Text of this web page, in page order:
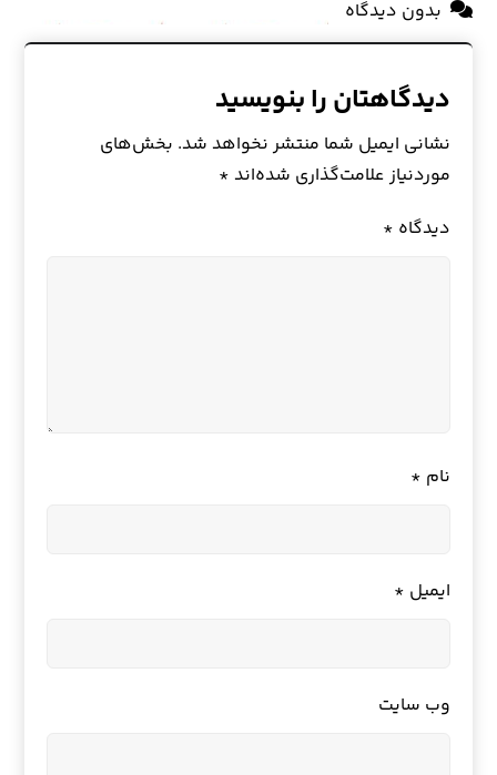
بدون دیدگاه
دیدگاهتان را بنویسید
نشانی ایمیل شما منتشر نخواهد شد. بخش‌های
موردنیاز علامت‌گذاری شده‌اند *
دیدگاه *
نام *
ایمیل *
وب‌ سایت